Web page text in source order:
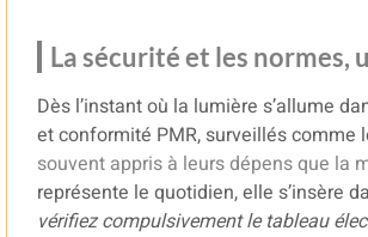
La sécurité et les
Dès l’instant où la lumière s’allume
et conformité PMR, surveillés comme
souvent appris à leurs dépens que la
représente le quotidien, elle s’insère
vérifiez compulsivement le tableau